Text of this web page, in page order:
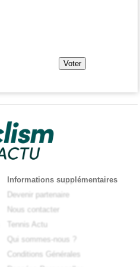
Informations supplémentaires
Devenir partenaire
Nous contacter
Tennis Actu
Qui sommes-nous ?
Conditions Générales